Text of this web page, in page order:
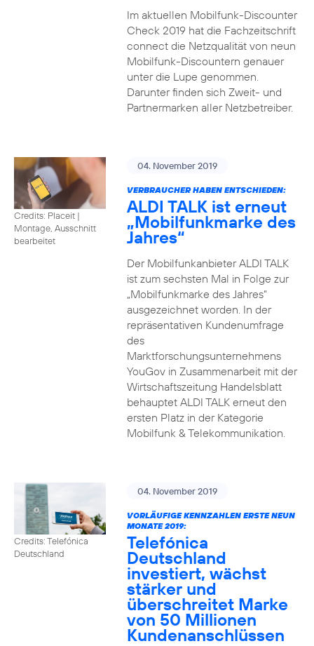
Im aktuellen Mobilfunk-Discounter
Check 2019 hat die Fachzeitschrift
connect die Netzqualität von neun
Mobilfunk-Discountern genauer
unter die Lupe genommen.
Darunter finden sich Zweit- und
Partnermarken aller Netzbetreiber.
Credits: Placeit |
Montage, Ausschnitt
bearbeitet
04. November 2019
VERBRAUCHER HABEN ENTSCHIEDEN:
ALDI TALK ist erneut
„Mobilfunkmarke des
Jahres“
Der Mobilfunkanbieter ALDI TALK
ist zum sechsten Mal in Folge zur
„Mobilfunkmarke des Jahres“
ausgezeichnet worden. In der
repräsentativen Kundenumfrage
des
Marktforschungsunternehmens
YouGov in Zusammenarbeit mit der
Wirtschaftszeitung Handelsblatt
behauptet ALDI TALK erneut den
ersten Platz in der Kategorie
Mobilfunk & Telekommunikation.
Credits: Telefónica
Deutschland
04. November 2019
VORLÄUFIGE KENNZAHLEN ERSTE NEUN
MONATE 2019:
Telefónica
Deutschland
investiert, wächst
stärker und
überschreitet Marke
von 50 Millionen
Kundenanschlüssen